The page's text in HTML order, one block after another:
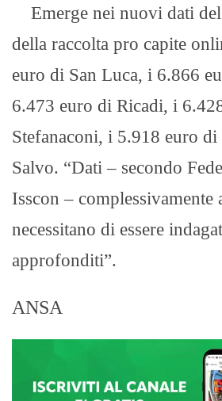
Emerge nei nuovi dati
della raccolta pro capite
euro di San Luca, i 6.866
6.473 euro di Ricadi, i
Stefanaconi, i 5.918 euro
Salvo. “Dati – secondo
Isscon – complessivamente
necessitano di essere
approfonditi”.
ANSA